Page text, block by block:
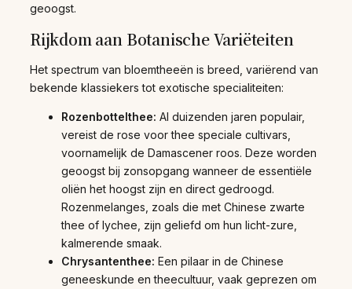
geoogst.
Rijkdom aan Botanische Variëteiten
Het spectrum van bloemtheeën is breed, variërend van
bekende klassiekers tot exotische specialiteiten:
Rozenbottelthee: Al duizenden jaren populair,
vereist de rose voor thee speciale cultivars,
voornamelijk de Damascener roos. Deze worden
geoogst bij zonsopgang wanneer de essentiële
oliën het hoogst zijn en direct gedroogd.
Rozenmelanges, zoals die met Chinese zwarte
thee of lychee, zijn geliefd om hun licht-zure,
kalmerende smaak.
Chrysantenthee: Een pilaar in de Chinese
geneeskunde en theecultuur, vaak geprezen om